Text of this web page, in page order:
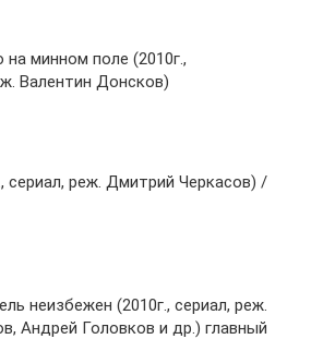
минном поле (2010г.,
Валентин Донсков)
сериал, реж. Дмитрий Черкасов) /
неизбежен (2010г., сериал, реж.
Андрей Головков и др.) главный